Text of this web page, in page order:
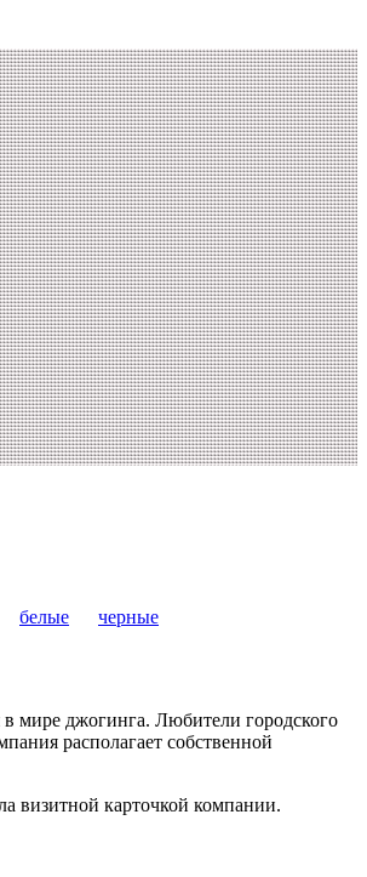
белые черные
мире джогинга. Любители городского
располагает собственной
визитной карточкой компании.